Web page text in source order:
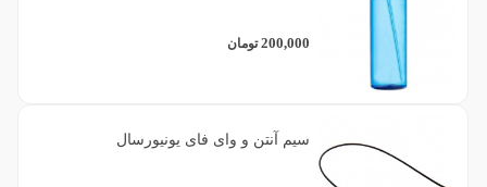
200,000 تومان
سیم آنتن و وای فای یونیورسال